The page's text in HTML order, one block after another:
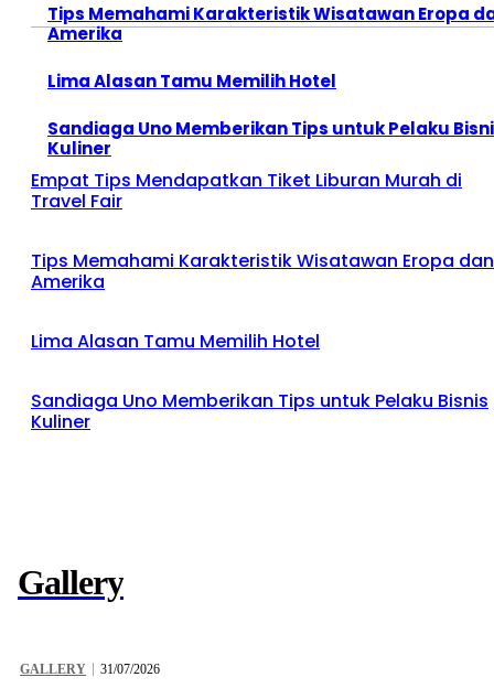
Tips Memahami Karakteristik Wisatawan Eropa
Amerika
Lima Alasan Tamu Memilih Hotel
Sandiaga Uno Memberikan Tips untuk Pelaku
Kuliner
Empat Tips Mendapatkan Tiket Liburan Murah di
Travel Fair
Tips Memahami Karakteristik Wisatawan Eropa dan
Amerika
Lima Alasan Tamu Memilih Hotel
Sandiaga Uno Memberikan Tips untuk Pelaku Bisnis
Kuliner
Gallery
GALLERY 31/07/2026